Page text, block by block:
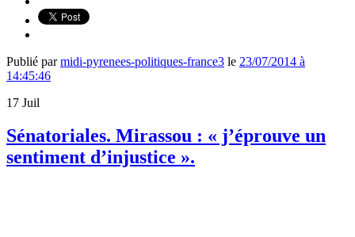
Publié parmidi-pyrenees-politiques-france3 le 23/07/2014 à
14:45:46
17 Juil
Sénatoriales. Mirassou : « j’éprouve un
sentiment d’injustice ».